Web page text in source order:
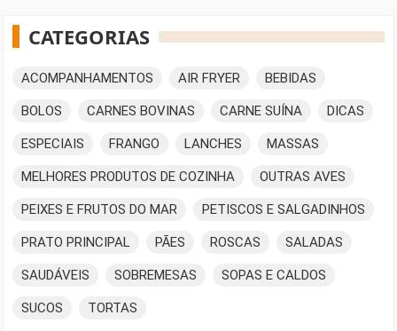
CATEGORIAS
ACOMPANHAMENTOS AIR FRYER BEBIDAS
BOLOS CARNES BOVINAS CARNE SUÍNA DICAS
ESPECIAIS FRANGO LANCHES MASSAS
MELHORES PRODUTOS DE COZINHA OUTRAS AVES
PEIXES E FRUTOS DO MAR PETISCOS E SALGADINHOS
PRATO PRINCIPAL PÃES ROSCAS SALADAS
SAUDÁVEIS SOBREMESAS SOPAS E CALDOS
SUCOS TORTAS